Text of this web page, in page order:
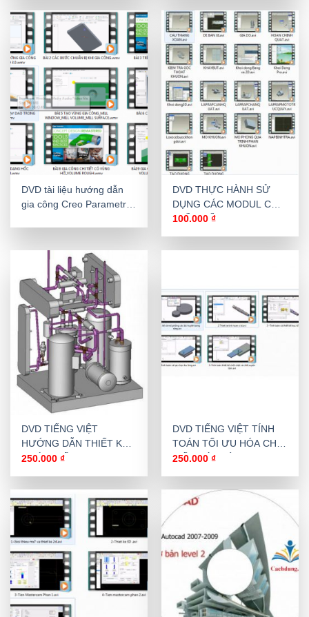
DVD tài liệu hướng dẫn
gia công Creo Parametric
DVD THỰC HÀNH SỬ
DỤNG CÁC MODUL CỦA
PHẦN MỀM
100.000₫
DVD TIẾNG VIỆT
HƯỚNG DẪN THIẾT KẾ
ĐƯỜNG ỐNG
250.000₫
DVD TIẾNG VIỆT TÍNH
TOÁN TỐI ƯU HÓA CHI
TIẾT MÁY VỚI
250.000₫